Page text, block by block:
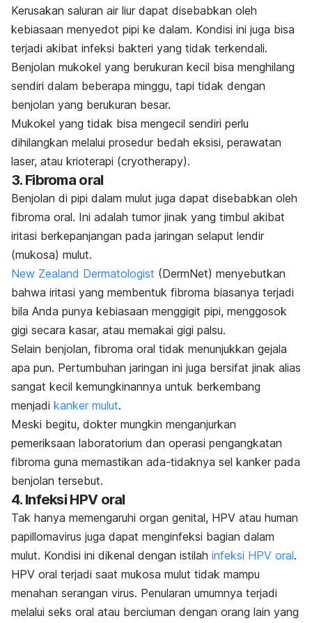
Kerusakan saluran air liur dapat disebabkan oleh
kebiasaan menyedot pipi ke dalam. Kondisi ini juga bisa
terjadi akibat infeksi bakteri yang tidak terkendali.
Benjolan mukokel yang berukuran kecil bisa menghilang
sendiri dalam beberapa minggu, tapi tidak dengan
benjolan yang berukuran besar.
Mukokel yang tidak bisa mengecil sendiri perlu
dihilangkan melalui prosedur bedah eksisi, perawatan
laser, atau krioterapi (cryotherapy).
3. Fibroma oral
Benjolan di pipi dalam mulut juga dapat disebabkan oleh
fibroma oral. Ini adalah tumor jinak yang timbul akibat
iritasi berkepanjangan pada jaringan selaput lendir
(mukosa) mulut.
New Zealand Dermatologist (DermNet) menyebutkan
bahwa iritasi yang membentuk fibroma biasanya terjadi
bila Anda punya kebiasaan menggigit pipi, menggosok
gigi secara kasar, atau memakai gigi palsu.
Selain benjolan, fibroma oral tidak menunjukkan gejala
apa pun. Pertumbuhan jaringan ini juga bersifat jinak alias
sangat kecil kemungkinannya untuk berkembang
menjadi kanker mulut.
Meski begitu, dokter mungkin menganjurkan
pemeriksaan laboratorium dan operasi pengangkatan
fibroma guna memastikan ada-tidaknya sel kanker pada
benjolan tersebut.
4. Infeksi HPV oral
Tak hanya memengaruhi organ genital, HPV atau human
papillomavirus juga dapat menginfeksi bagian dalam
mulut. Kondisi ini dikenal dengan istilah infeksi HPV oral.
HPV oral terjadi saat mukosa mulut tidak mampu
menahan serangan virus. Penularan umumnya terjadi
melalui seks oral atau berciuman dengan orang lain yang